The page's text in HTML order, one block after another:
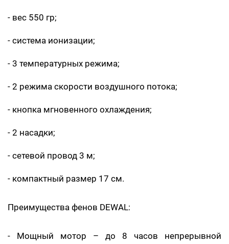
- вес 550 гр;
- система ионизации;
- 3 температурных режима;
- 2 режима скорости воздушного потока;
- кнопка мгновенного охлаждения;
- 2 насадки;
- сетевой провод 3 м;
- компактный размер 17 см.
Преимущества фенов DEWAL:
- Мощный мотор – до 8 часов непрерывной